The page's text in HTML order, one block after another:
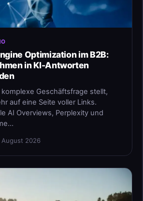
Optimization im B2B:
in KI-Antworten
Geschäftsfrage stellt,
auf eine Seite voller Links.
AI Overviews, Perplexity und
August 2026